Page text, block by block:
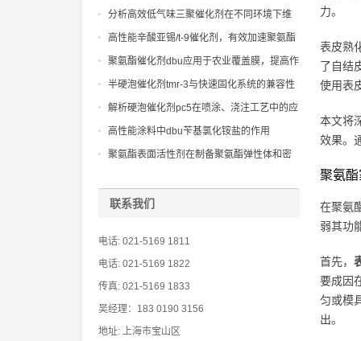
力。
表皮熟
了自结
使用表
本文将
效果。
聚氨
在聚氨
弱其功
首先，
要成因
匀或模
出。
分析高效低气味三聚催化剂在不同环境下维
持催化性能且保证气味控制表现
高性能辛酸亚锡/t-9催化剂，有效加速聚氨酯
软泡凝胶反应
聚氨酯催化剂dbu应用于农业覆盖膜，提高作
物产量和品质
半硬泡催化剂tmr-3与快速固化系统的兼容性
测试报告
解析硬泡催化剂pc5在喷涂、浇注工艺中的应
用特点及技术挑战
高性能涂料中dbu苄基氯化铵盐的作用
聚氨酯表面活性剂在制备聚氨酯弹性体和密
联系我们
电话: 021-5169 1811
电话: 021-5169 1822
传真: 021-5169 1833
吴经理：183 0190 3156
地址: 上海市宝山区